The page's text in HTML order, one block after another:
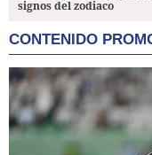
signos del zodiaco
CONTENIDO